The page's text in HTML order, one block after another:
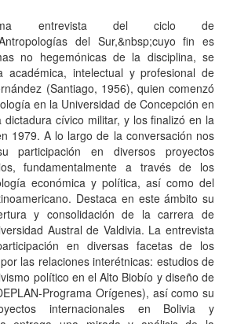
entrevista del ciclo de
del Sur,&nbsp;cuyo fin es
no hegemónicas de la disciplina, se
académica, intelectual y profesional de
(Santiago, 1956), quien comenzó
en la Universidad de Concepción en
cívico militar, y los finalizó en la
1979. A lo largo de la conversación nos
participación en diversos proyectos
fundamentalmente a través de los
económica y política, así como del
Destaca en este ámbito su
y consolidación de la carrera de
Austral de Valdivia. La entrevista
en diversas facetas de los
las relaciones interétnicas: estudios de
político en el Alto Biobío y diseño de
Programa Orígenes), así como su
internacionales en Bolivia y